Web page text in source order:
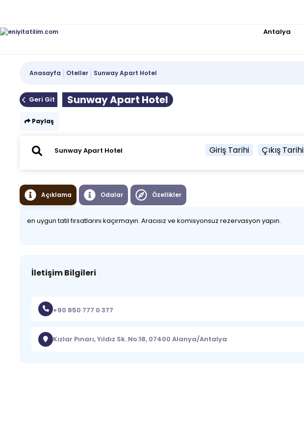
Antalya
Anasayfa Oteller Sunway Apart Hotel
Geri Git Sunway Apart Hotel
Paylaş
Giriş Tarihi Çıkış Tarihi
Açıklama Odalar Özellikler
en uygun tatil fırsatlarını kaçırmayın. Aracısız ve komisyonsuz rezervasyon yapın.
İletişim Bilgileri
+90 850 777 0 377
Kızlar Pınarı, Yıldız Sk. No:18, 07400 Alanya/Antalya